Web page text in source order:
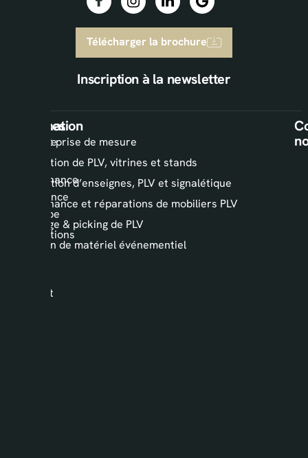
Télécharger la brochure
Inscription à la newsletter
Information
L’agence
Maintenance
PLV France
& Europe
Réalisations
Contact
Services
Audit et prise de mesure
Installation de PLV, vitrines et stands
Fabrication d’enseignes, PLV et signalétique
Maintenance et réparations de mobiliers PLV
Stockage & picking de PLV
Location de matériel événementiel